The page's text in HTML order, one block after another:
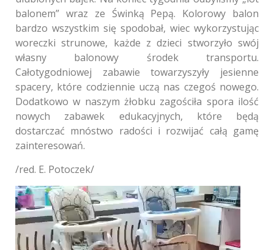
balonem” wraz ze Świnką Pepą. Kolorowy balon
bardzo wszystkim się spodobał, wiec wykorzystując
woreczki strunowe, każde z dzieci stworzyło swój
własny balonowy środek transportu.
Całotygodniowej zabawie towarzyszyły jesienne
spacery, które codziennie uczą nas czegoś nowego.
Dodatkowo w naszym żłobku zagościła spora ilość
nowych zabawek edukacyjnych, które będą
dostarczać mnóstwo radości i rozwijać całą gamę
zainteresowań.
/red. E. Potoczek/
Odtwarzacz
video